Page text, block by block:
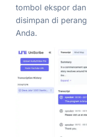
tombol ekspor
disimpan di
Anda.